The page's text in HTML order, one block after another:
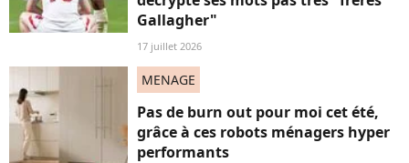
Gallagher"
17 juillet 2026
MENAGE
Pas de burn out pour moi cet été,
grâce à ces robots ménagers hyper
performants